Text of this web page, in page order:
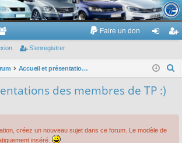
futurs acquéreurs du Volkswagen Touran
Faire un don
ne nr
S’enregistrer
Accueil et présentations des membres de TP :)
des membres de TP :)
créez un nouveau sujet dans ce forum. Le modèle de
inséré.